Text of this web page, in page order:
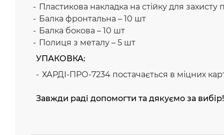
Пластикова накладка на стійку для захисту
Балка фронтальна – 10 шт
Балка бокова – 10 шт
Полиця з металу – 5 шт
УПАКОВКА:
ХАРДІ-ПРО-7234 постачається в міцних
Завжди раді допомогти та дякуємо за вибір!